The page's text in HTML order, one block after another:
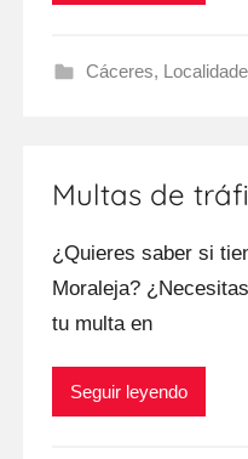
Cáceres,
Multas de
¿Quieres saber ѕi
Moraleja?
tu multa en
Seguir leyendo